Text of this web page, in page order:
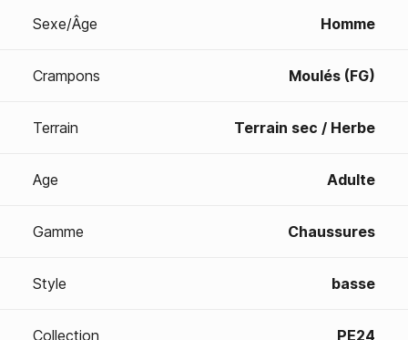
Sexe/Âge Homme
Crampons Moulés (FG)
Terrain Terrain sec / Herbe
Age Adulte
Gamme Chaussures
Style basse
Collection PE24